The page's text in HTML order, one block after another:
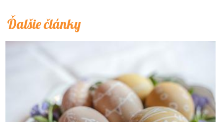
Ďalšie články